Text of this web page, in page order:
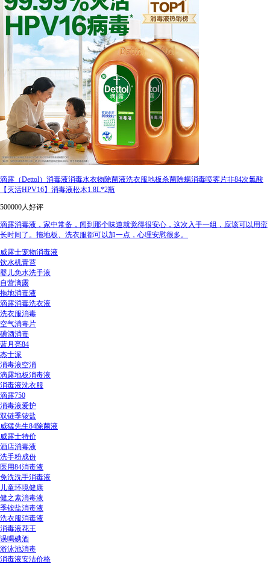
滴露（Dettol）消毒液消毒水衣物除菌液洗衣服地板杀菌除螨消毒喷雾片非84次氯酸
【灭活HPV16】消毒液松木1.8L*2瓶
500000人好评
滴露消毒液，家中常备，闻到那个味道就觉得很安心，这次入手一组，应该可以用蛮
长时间了。拖地板、洗衣服都可以加一点，心理安慰很多。
威露士宠物消毒液
饮水机青苔
婴儿免水洗手液
自营滴露
拖地消毒液
滴露消毒洗衣液
洗衣服消毒
空气消毒片
碘酒消毒
蓝月亮84
杰士派
消毒液空消
滴露地板消毒液
消毒液洗衣服
滴露750
消毒液爱护
双链季铵盐
威猛先生84除菌液
威露士特价
酒店消毒液
洗手粉成份
医用84消毒液
免洗洗手消毒液
儿童环境健康
健之素消毒液
季铵盐消毒液
洗衣服消毒液
消毒液花王
误喝碘酒
游泳池消毒
消毒液安洁价格